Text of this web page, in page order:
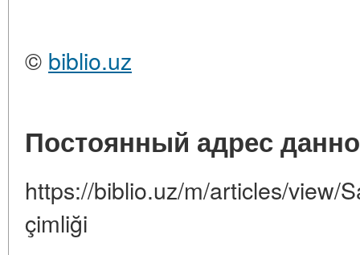
© biblio.uz
Постоянный адрес
https://biblio.uz/m/articles/view/
çimliği